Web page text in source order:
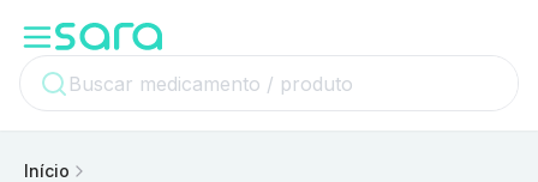
Início